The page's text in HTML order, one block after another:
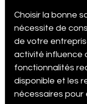
Choisir la bonne
nécessite de
de votre
activité influence
fonctionnalités
disponible et les
nécessaires